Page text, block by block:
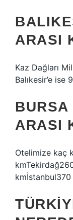
ARASI
Kaz Dağları
Balıkesir’e ise
ARASI
Otelimize kaç